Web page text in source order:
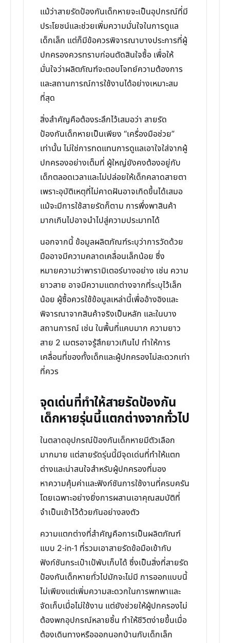
แม้ว่าสายรัดป้องกันเด็กหายจะเป็นอุปกรณ์ที่มี
ประโยชน์และช่วยเพิ่มความมั่นใจในการดูแล
เด็กเล็ก แต่ก็มีข้อควรพิจารณาบางประการที่ผู้
ปกครองควรทราบก่อนตัดสินใจซื้อ เพื่อให้
มั่นใจว่าผลิตภัณฑ์จะตอบโจทย์ความต้องการ
และสถานการณ์การใช้งานได้อย่างเหมาะสม
ที่สุด
สิ่งสำคัญคือต้องระลึกไว้เสมอว่า สายรัด
ป้องกันเด็กหายเป็นเพียง “เครื่องมือช่วย”
เท่านั้น ไม่ใช่การทดแทนการดูแลเอาใจใส่จากผู้
ปกครองอย่างเต็มที่ ผู้ใหญ่ยังคงต้องอยู่กับ
เด็กตลอดเวลาและไม่ปล่อยให้เด็กคลาดสายตา
เพราะอุบัติเหตุที่ไม่คาดฝันอาจเกิดขึ้นได้เสมอ
แม้จะมีการใช้สายรัดก็ตาม การพึ่งพาสินค้า
มากเกินไปอาจนำไปสู่ความประมาทได้
นอกจากนี้ ข้อมูลผลิตภัณฑ์ระบุว่าการวัดด้วย
มืออาจมีความคลาดเคลื่อนเล็กน้อย ซึ่ง
หมายความว่าพารามิเตอร์บางอย่าง เช่น ความ
ยาวสาย อาจมีความแตกต่างจากที่ระบุไว้เล็ก
น้อย ผู้ซื้อควรใช้ข้อมูลเหล่านี้เพื่ออ้างอิงและ
พิจารณาจากสินค้าจริงเป็นหลัก และในบาง
สถานการณ์ เช่น ในพื้นที่แคบมาก ความยาว
สาย 2 เมตรอาจรู้สึกยาวเกินไป ทำให้การ
เคลื่อนที่ของทั้งเด็กและผู้ปกครองไม่สะดวกเท่า
ที่ควร
จุดเด่นที่ทำให้สายรัดป้องกัน
เด็กหายรุ่นนี้แตกต่างจากทั่วไป
ในตลาดอุปกรณ์ป้องกันเด็กหายมีตัวเลือก
มากมาย แต่สายรัดรุ่นนี้มีจุดเด่นที่ทำให้แตก
ต่างและน่าสนใจสำหรับผู้ปกครองที่มอง
หาความคุ้มค่าและฟังก์ชันการใช้งานที่ครบครัน
โดยเฉพาะอย่างยิ่งการผสานเอาคุณสมบัติที่
จำเป็นเข้าไว้ด้วยกันอย่างลงตัว
ความแตกต่างที่สำคัญคือการเป็นผลิตภัณฑ์
แบบ 2-in-1 ที่รวมเอาสายรัดข้อมือเข้ากับ
ฟังก์ชันกระเป๋าเป้พับเก็บได้ ซึ่งเป็นสิ่งที่สายรัด
ป้องกันเด็กหายทั่วไปมักจะไม่มี การออกแบบนี้
ไม่เพียงแต่เพิ่มความสะดวกในการพกพาและ
จัดเก็บเมื่อไม่ใช้งาน แต่ยังช่วยให้ผู้ปกครองไม่
ต้องพกอุปกรณ์หลายชิ้น ทำให้ชีวิตง่ายขึ้นเมื่อ
ต้องเดินทางหรือออกนอกบ้านกับเด็กเล็ก